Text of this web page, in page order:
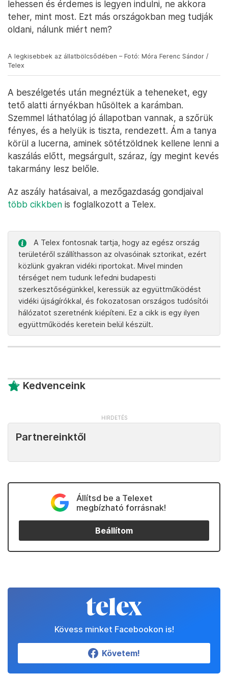
lehessen és érdemes is legyen indulni, ne akkora
teher, mint most. Ezt más országokban meg tudják
oldani, nálunk miért nem?
A beszélgetés után megnéztük a teheneket, egy
tető alatti árnyékban hűsöltek a karámban.
Szemmel láthatólag jó állapotban vannak, a szőrük
fényes, és a helyük is tiszta, rendezett. Ám a tanya
körül a lucerna, aminek sötétzöldnek kellene lenni a
kaszálás előtt, megsárgult, száraz, így megint kevés
takarmány lesz belőle.
Az aszály hatásaival, a mezőgazdaság gondjaival
területéről szállíthasson az olvasóinak sztorikat, ezért
közlünk gyakran vidéki riportokat. Mivel minden
térséget nem tudunk lefedni budapesti
vidéki újságírókkal, és fokozatosan országos tudósítói
együttműködés keretein belül készült.
Állítsd be a Telexet